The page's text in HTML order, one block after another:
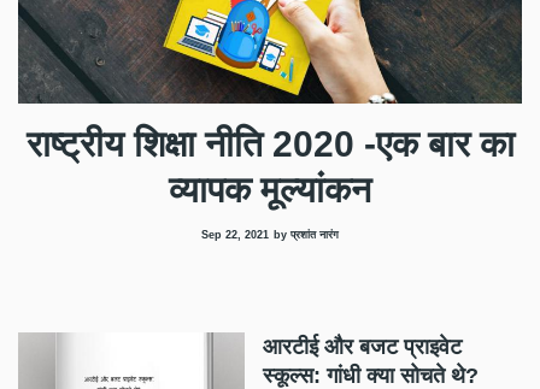
राष्ट्रीय शिक्षा नीति 2020 -एक बार का
व्यापक मूल्यांकन
Sep 22, 2021 by प्रशांत नारंग
आरटीई और बजट प्राइवेट
स्कूल्स: गांधी क्या सोचते थे?